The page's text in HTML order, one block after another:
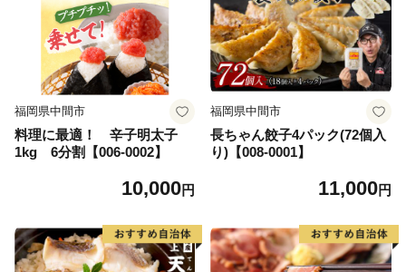
福岡県中間市
料理に最適！ 辛子明太子
1kg 6分割【006-0002】
10,000円
福岡県中間市
長ちゃん餃子4パック(72個入
り)【008-0001】
11,000円